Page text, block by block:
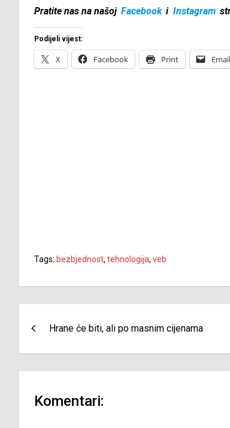
Pratite nas na našoj Facebook i Instagram
Podijeli vijest:
X Facebook Print Email
Tags: bezbjednost, tehnologija, veb
članaka
Hrane će biti, ali po masnim cijenama
Komentari: